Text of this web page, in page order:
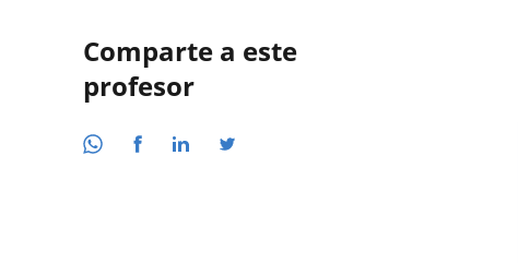
Comparte a este
profesor